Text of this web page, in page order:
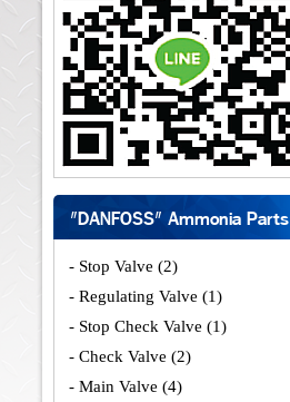
"DANFOSS" Ammonia Parts
- Stop Valve (2)
- Regulating Valve (1)
- Stop Check Valve (1)
- Check Valve (2)
- Main Valve (4)